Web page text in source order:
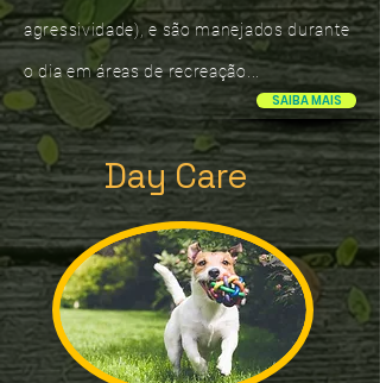
agressividade), e são manejados durante
o dia em áreas de recreação...
SAIBA MAIS
Day Care